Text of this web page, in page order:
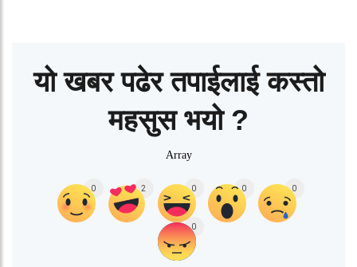
यो खबर पढेर तपाईलाई कस्तो
महसुस भयो ?
Array
0 2 0 0 0
0